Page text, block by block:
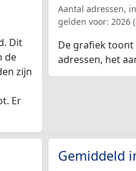
Dit
de
zijn
Er
Aantal adressen,
gelden voor: 2026
De grafiek toont
adressen, het
Gemiddeld